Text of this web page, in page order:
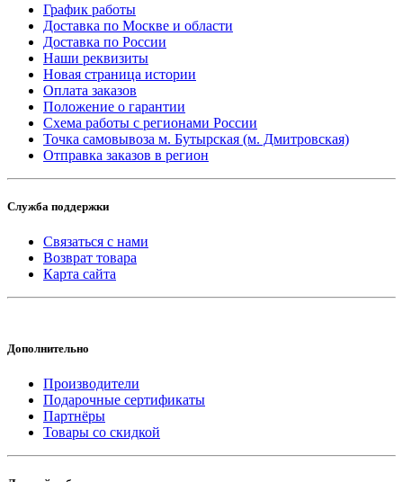
График работы
Доставка по Москве и области
Доставка по России
Наши реквизиты
Новая страница истории
Оплата заказов
Положение о гарантии
Схема работы с регионами России
Точка самовывоза м. Бутырская (м. Дмитровская)
Отправка заказов в регион
Служба поддержки
Связаться с нами
Возврат товара
Карта сайта
Дополнительно
Производители
Подарочные сертификаты
Партнёры
Товары со скидкой